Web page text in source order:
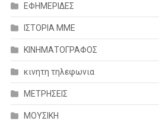
ΕΦΗΜΕΡΙΔΕΣ
ΙΣΤΟΡΙΑ ΜΜΕ
ΚΙΝΗΜΑΤΟΓΡΑΦΟΣ
κινητη τηλεφωνια
ΜΕΤΡΗΣΕΙΣ
ΜΟΥΣΙΚΗ